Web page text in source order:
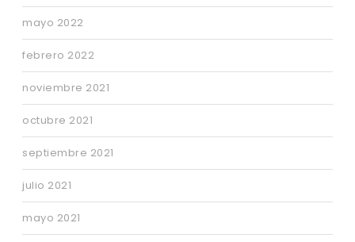
mayo 2022
febrero 2022
noviembre 2021
octubre 2021
septiembre 2021
julio 2021
mayo 2021